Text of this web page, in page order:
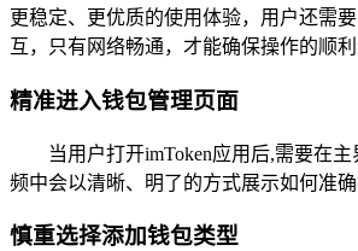
更稳定、更优质的使用体验，用户还需
互，只有网络畅通，才能确保操作的顺利
精准进入钱包管理页面
当用户打开imToken应用后,需要在
频中会以清晰、明了的方式展示如何准
慎重选择添加钱包类型